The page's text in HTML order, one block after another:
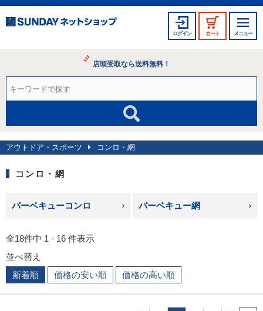
ログイン カート メニュー
店頭受取なら送料無料！
アウトドア・スポーツ コンロ・網
コンロ・網
バーベキューコンロ バーベキュー網
全18件中 1 - 16 件表示
並べ替え
新着順
価格の安い順 価格の高い順